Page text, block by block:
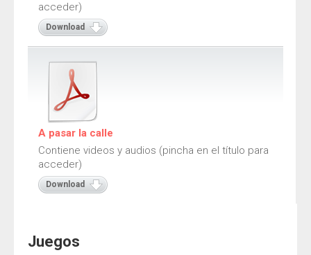
acceder)
Download
A pasar la calle
Contiene videos y audios (pincha en el título para
acceder)
Download
Juegos